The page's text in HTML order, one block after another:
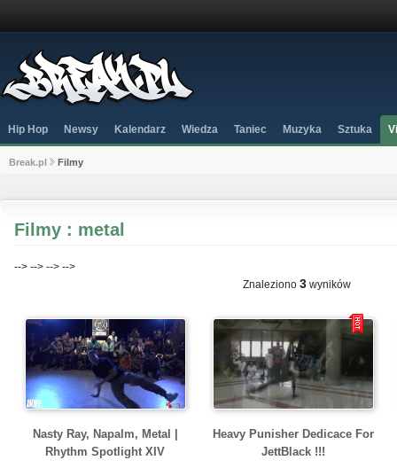
Hip Hop Newsy Kalendarz Wiedza Taniec Muzyka Sztuka
Break.pl Filmy
Filmy : metal
--> --> --> -->
Znaleziono 3 wyników
Nasty Ray, Napalm, Metal |
Rhythm Spotlight XIV
Heavy Punisher Dedicace For
JettBlack !!!